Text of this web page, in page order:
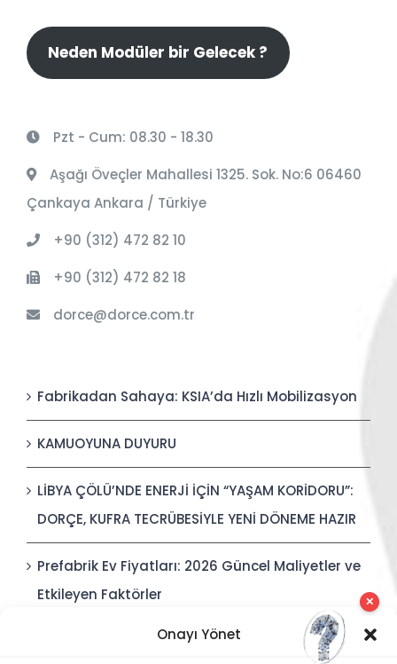
Onayı Yönet
Neden Modüler bir Gelecek ?
Pzt - Cum: 08.30 - 18.30
Aşağı Öveçler Mahallesi 1325. Sok. No:6 06460
Çankaya Ankara / Türkiye
+90 (312) 472 82 10
+90 (312) 472 82 18
dorce@dorce.com.tr
Fabrikadan Sahaya: KSIA’da Hızlı Mobilizasyon
KAMUOYUNA DUYURU
LİBYA ÇÖLÜ’NDE ENERJİ İÇİN “YAŞAM KORİDORU”:
DORÇE, KUFRA TECRÜBESİYLE YENİ DÖNEME HAZIR
Prefabrik Ev Fiyatları: 2026 Güncel Maliyetler ve
Etkileyen Faktörler
Polis Karakolları: Güvenli, Entegre ve Hızlı İnşa
✕